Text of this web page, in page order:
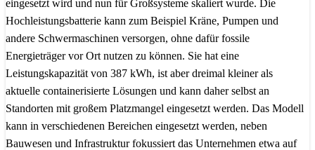
eingesetzt wird und nun für Großsysteme skaliert wurde. Die
Hochleistungsbatterie kann zum Beispiel Kräne, Pumpen und
andere Schwermaschinen versorgen, ohne dafür fossile
Energieträger vor Ort nutzen zu können. Sie hat eine
Leistungskapazität von 387 kWh, ist aber dreimal kleiner als
aktuelle containerisierte Lösungen und kann daher selbst an
Standorten mit großem Platzmangel eingesetzt werden. Das Modell
kann in verschiedenen Bereichen eingesetzt werden, neben
Bauwesen und Infrastruktur fokussiert das Unternehmen etwa auf